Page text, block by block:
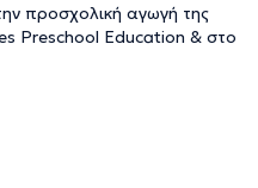
προσχολική αγωγή της
Preschool Education & στο